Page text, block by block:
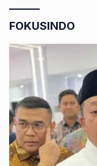
FOKUSINDO